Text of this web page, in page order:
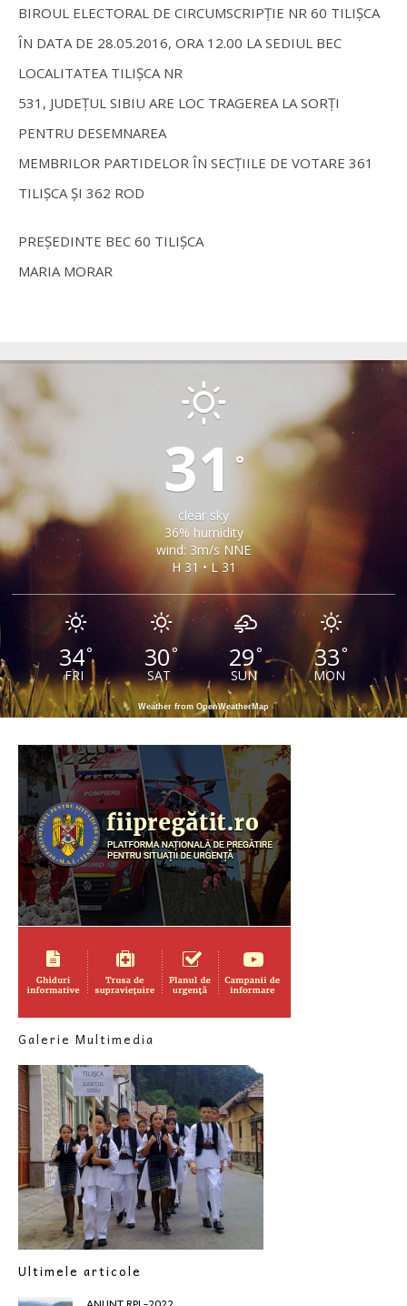
BIROUL ELECTORAL DE CIRCUMSCRIPȚIE NR 60 TILIȘCA
ÎN DATA DE 28.05.2016, ORA 12.00 LA SEDIUL BEC
LOCALITATEA TILIȘCA NR
531, JUDEȚUL SIBIU ARE LOC TRAGEREA LA SORȚI
PENTRU DESEMNAREA
MEMBRILOR PARTIDELOR ÎN SECȚIILE DE VOTARE 361
TILIȘCA ȘI 362 ROD
PREȘEDINTE BEC 60 TILIȘCA
MARIA MORAR
31 °
clear sky
36% humidity
wind: 3m/s NNE
H 31 • L 31
34°
FRI
30°
SAT
29°
SUN
33°
MON
Weather from OpenWeatherMap
Galerie Multimedia
Ultimele articole